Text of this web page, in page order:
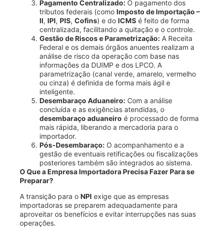
Pagamento Centralizado: O pagamento dos
tributos federais (comoImposto de Importação –
II,IPI,PIS,Cofins) e doICMS é feito de forma
centralizada, facilitando a quitação e o controle.
Gestão de Riscos e Parametrização: A Receita
Federal e os demais órgãos anuentes realizam a
análise de risco da operação com base nas
informações da DUIMP e dos LPCO. A
parametrização (canal verde, amarelo, vermelho
ou cinza) é definida de forma mais ágil e
inteligente.
Desembaraço Aduaneiro: Com a análise
concluída e as exigências atendidas, o
desembaraço aduaneiro é processado de forma
mais rápida, liberando a mercadoria para o
importador.
Pós-Desembaraço: O acompanhamento e a
gestão de eventuais retificações ou fiscalizações
posteriores também são integrados ao sistema.
O Que a Empresa Importadora Precisa Fazer Para se
Preparar?
A transição para oNPI exige que as empresas
importadoras se preparem adequadamente para
aproveitar os benefícios e evitar interrupções nas suas
operações.